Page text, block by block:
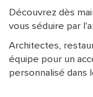
Découvrez dès
vous séduire par
Architectes,
équipe pour un
personnalisé dans